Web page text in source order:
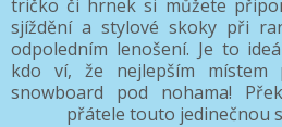
tričko či hrnek si můžete
sjíždění a stylové skoky při
odpoledním lenošení. Je to
kdo ví, že nejlepším místem
snowboard pod nohama!
přátele touto jedinečnou